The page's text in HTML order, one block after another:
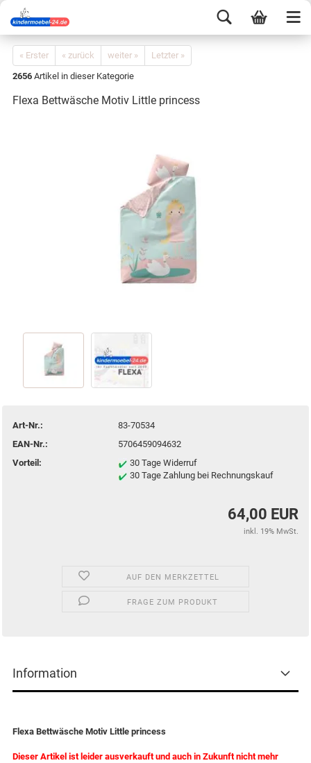
« Erster « zurück weiter »
Letzter »
2656 Artikel in dieser Kategorie
Flexa Bettwäsche Motiv Little princess
Art-Nr.:
83-70534
EAN-Nr.:
5706459094632
Vorteil:
30 Tage Widerruf
30 Tage Zahlung bei Rechnungskauf
64,00 EUR
inkl. 19% MwSt.
AUF DEN MERKZETTEL
FRAGE ZUM PRODUKT
Information
Flexa Bettwäsche Motiv Little princess
Dieser Artikel ist leider ausverkauft und auch in Zukunft nicht mehr